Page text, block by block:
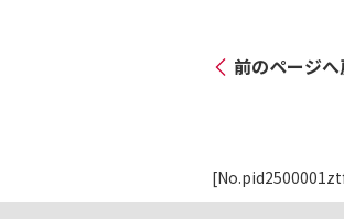
前のページへ